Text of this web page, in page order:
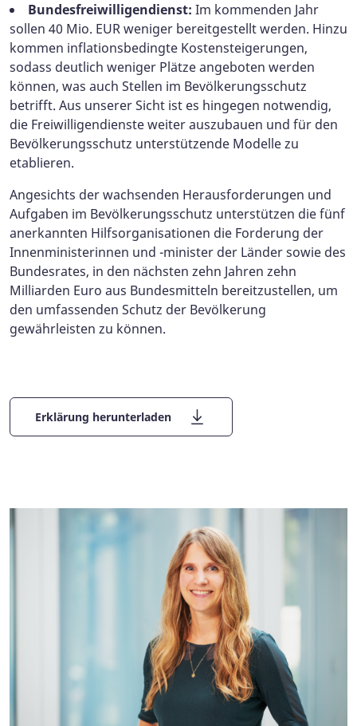
Bundesfreiwilligendienst: Im kommenden Jahr
sollen 40 Mio. EUR weniger bereitgestellt werden. Hinzu
kommen inflationsbedingte Kostensteigerungen,
sodass deutlich weniger Plätze angeboten werden
können, was auch Stellen im Bevölkerungsschutz
betrifft. Aus unserer Sicht ist es hingegen notwendig,
die Freiwilligendienste weiter auszubauen und für den
Bevölkerungsschutz unterstützende Modelle zu
etablieren.
Angesichts der wachsenden Herausforderungen und
Aufgaben im Bevölkerungsschutz unterstützen die fünf
anerkannten Hilfsorganisationen die Forderung der
Innenministerinnen und -minister der Länder sowie des
Bundesrates, in den nächsten zehn Jahren zehn
Milliarden Euro aus Bundesmitteln bereitzustellen, um
den umfassenden Schutz der Bevölkerung
gewährleisten zu können.
Erklärung herunterladen